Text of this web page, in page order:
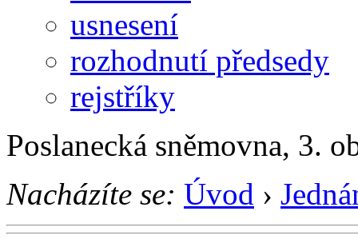
usnesení
rozhodnutí předsedy
rejstříky
Poslanecká sněmovna, 3.
Nacházíte se: Úvod ›